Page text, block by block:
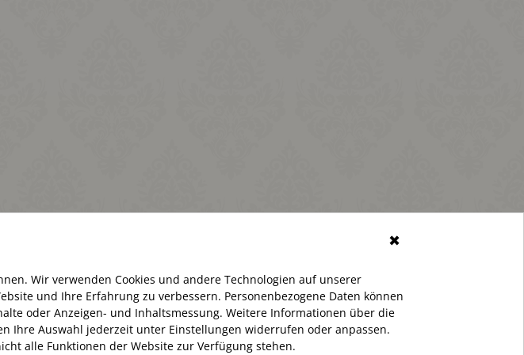
(keine Angaben)
– 20:00 Uhr
Wir verwenden Cookies und andere Technologien auf unserer
und Ihre Erfahrung zu verbessern. Personenbezogene Daten können
oder Anzeigen- und Inhaltsmessung. Weitere Informationen über die
Ihre Auswahl jederzeit unter Einstellungen widerrufen oder anpassen.
alle Funktionen der Website zur Verfügung stehen.
✖